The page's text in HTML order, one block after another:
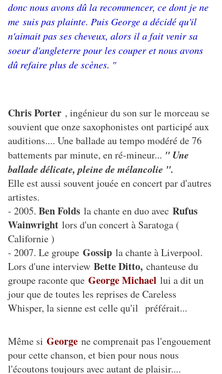
donc nous avons dû la recommencer, ce dont je ne
me suis pas plainte. Puis George a décidé qu'il
n'aimait pas ses cheveux, alors il a fait venir sa
soeur d'angleterre pour les couper et nous avons
dû refaire plus de scènes. "
Chris Porter , ingénieur du son sur le morceau se
souvient que onze saxophonistes ont participé aux
auditions.... Une ballade au tempo modéré de 76
battements par minute, en ré-mineur... " Une
ballade délicate, pleine de mélancolie ".
Elle est aussi souvent jouée en concert par d'autres
artistes.
- 2005. Ben Folds la chante en duo avec Rufus
Wainwright lors d'un concert à Saratoga (
Californie )
- 2007. Le groupe Gossip la chante à Liverpool.
Lors d'une interview Bette Ditto, chanteuse du
groupe raconte que George Michael lui a dit un
jour que de toutes les reprises de Careless
Whisper, la sienne est celle qu'il préférait...
Même si George ne comprenait pas l'engouement
pour cette chanson, et bien pour nous nous
l'écoutons toujours avec autant de plaisir....